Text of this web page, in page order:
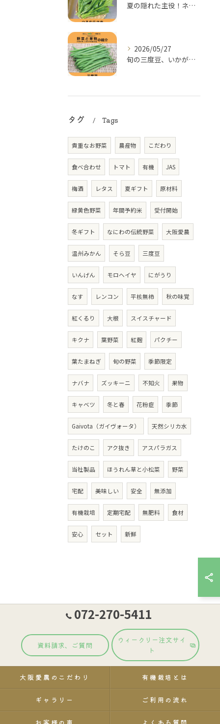
夏の隠れた主役！ネバネバ食感がクセになる「つるむらさき」
2026/05/27
旬の三度豆、いかがですか？
タグ Tags
貴重なお野菜 農産物 こだわり
食べ合わせ トマト 有機 JAS
梅酒 レタス 夏ギフト 原材料
緑黄色野菜 年間予約米 受付開始
冬ギフト なにわの伝統野菜 大阪愛農
温州みかん そら豆 三度豆
いんげん モロヘイヤ にがうり
なす レンコン 平核無柿 秋の味覚
紅くるり 大根 スイスチャード
キクナ 葉野菜 紅麹 パクチー
葉たまねぎ 旬の野菜 季節限定
ナバナ ズッキーニ 不知火 果物
キャベツ 冬と春 花粉症 季節
Gaivota（ガイヴォータ） 天然シリカ水
たけのこ アク抜き アスパラガス
当社製品 ほうれん草と小松菜 野菜
宅配 美味しい 安全 無添加
有機栽培 定期宅配 無肥料 食材
安心 セット 新鮮
072-270-5411
資料請求、ご質問
ウィークリー注文サイ
ト
大阪愛農のこだわり 有機栽培とは
ギャラリー ご利用の流れ